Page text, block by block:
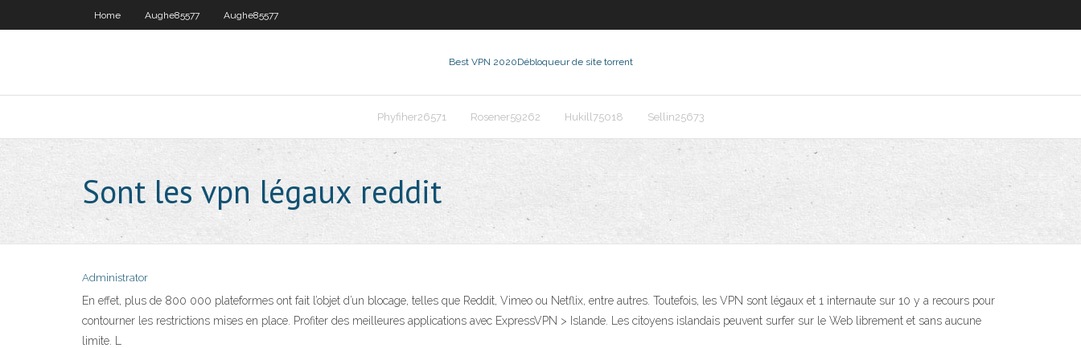
Home Aughe85577 Aughe85577
Best VPN 2020Débloqueur de site torrent
Phyfiher26571 Rosener59262 Hukill75018 Sellin25673
Sont les vpn légaux reddit
Administrator
En effet, plus de 800 000 plateformes ont fait l’objet d’un blocage, telles que Reddit, Vimeo ou Netflix, entre autres. Toutefois, les VPN sont légaux et 1 internaute sur 10 y a recours pour
contourner les restrictions mises en place. Profiter des meilleures applications avec ExpressVPN > Islande. Les citoyens islandais peuvent surfer sur le Web librement et sans aucune
limite. L